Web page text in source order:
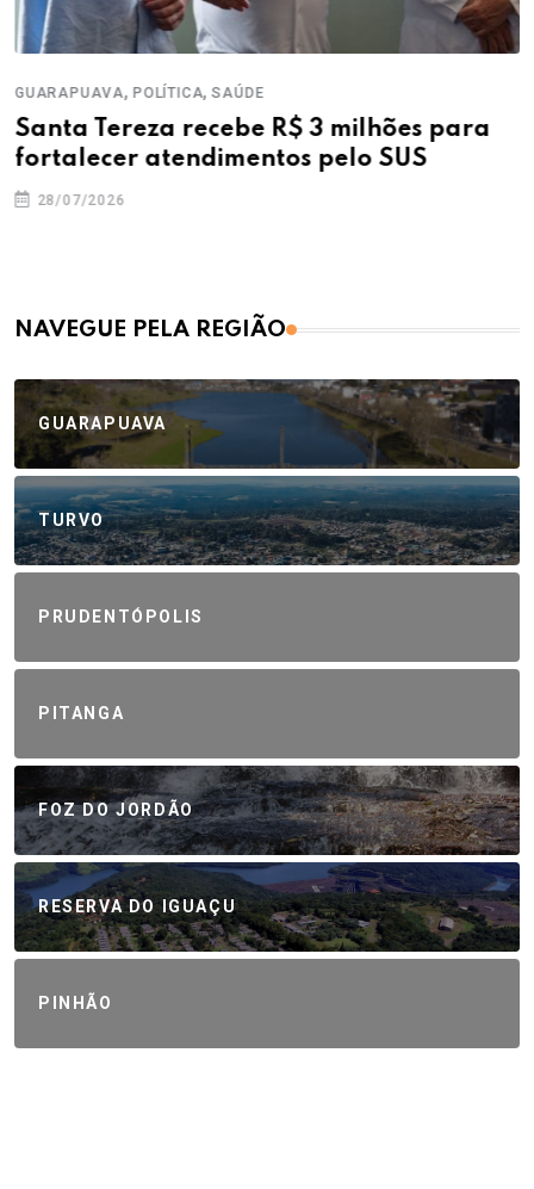
GUARAPUAVA, POLÍTICA,SAÚDE
Santa Tereza recebe R$ 3 milhões para
fortalecer atendimentos pelo SUS
28/07/2026
NAVEGUE PELA REGIÃO
GUARAPUAVA
TURVO
PRUDENTÓPOLIS
PITANGA
FOZ DO JORDÃO
RESERVA DO IGUAÇU
PINHÃO